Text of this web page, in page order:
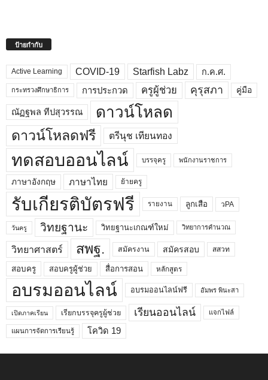
ป้ายกำกับ
Active Learning COVID-19 Starfish Labz ก.ค.ศ.
กระทรวงศึกษาธิการ การประกวด ครูผู้ช่วย คุรุสภา คู่มือ
ณัฏฐพล ทีปสุวรรณ ดาวน์โหลด
ดาวน์โหลดฟรี ตรีนุช เทียนทอง
ทดสอบออนไลน์ บรรจุครู พนักงานราชการ
ภาษาอังกฤษ ภาษาไทย ย้ายครู
รับเกียรติบัตรฟรี รายงาน ลูกเสือ วPA
วันครู วิทยฐานะ วิทยฐานะเกณฑ์ใหม่ วิทยาการคำนวณ
วิทยาศาสตร์ สพฐ. สมัครงาน สมัครสอบ สสวท
สอบครู สอบครูผู้ช่วย สื่อการสอน หลักสูตร
อบรมออนไลน์ อบรมออนไลน์ฟรี อัมพร พินะสา
เปิดภาคเรียน เรียกบรรจุครูผู้ช่วย เรียนออนไลน์ แจกไฟล์
แผนการจัดการเรียนรู้ โควิด 19